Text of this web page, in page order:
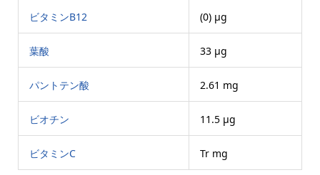
ビタミンB12 (0) μg
葉酸 33 μg
パントテン酸 2.61 mg
ビオチン 11.5 μg
ビタミンC Tr mg